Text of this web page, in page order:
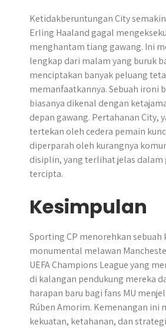
Ketidakberuntungan City
Erling Haaland gagal
menghantam tiang gawang. Ini
lengkap dari malam yang buruk
menciptakan banyak peluang
memanfaatkannya. Sebuah ironi
biasanya dikenal dengan
depan gawang. Pertahanan City,
tertekan oleh cedera pemain
diperparah oleh kurangnya
disiplin, yang terlihat jelas dalam
tercipta.
Kesimpulan
​Sporting CP menorehkan sebuah
monumental melawan
UEFA Champions League yang
di kalangan pendukung mereka
harapan baru bagi fans MU
Rúben Amorim.​ Kemenangan ini
kekuatan, ketahanan, dan